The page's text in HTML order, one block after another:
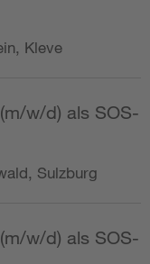
Kleve
w/d) als SOS-
Sulzburg
w/d) als SOS-